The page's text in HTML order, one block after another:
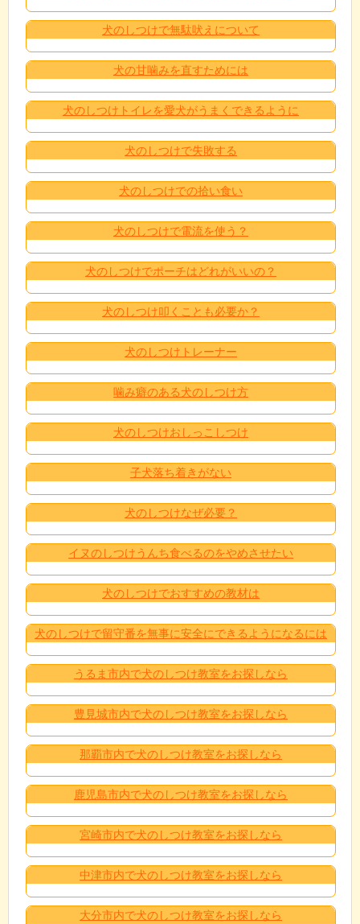
犬のしつけで無駄吠えについて
犬の甘噛みを直すためには
犬のしつけトイレを愛犬がうまくできるように
犬のしつけで失敗する
犬のしつけでの拾い食い
犬のしつけで電流を使う？
犬のしつけでポーチはどれがいいの？
犬のしつけ叩くことも必要か？
犬のしつけトレーナー
噛み癖のある犬のしつけ方
犬のしつけおしっこしつけ
子犬落ち着きがない
犬のしつけなぜ必要？
イヌのしつけうんち食べるのをやめさせたい
犬のしつけでおすすめの教材は
犬のしつけで留守番を無事に安全にできるようになるには
うるま市内で犬のしつけ教室をお探しなら
豊見城市内で犬のしつけ教室をお探しなら
那覇市内で犬のしつけ教室をお探しなら
鹿児島市内で犬のしつけ教室をお探しなら
宮崎市内で犬のしつけ教室をお探しなら
中津市内で犬のしつけ教室をお探しなら
大分市内で犬のしつけ教室をお探しなら